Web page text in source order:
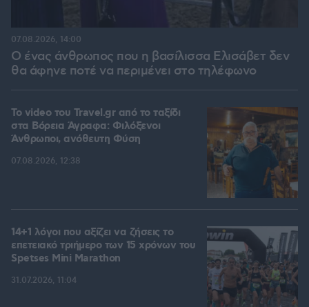
Ο ένας άνθρωπος που η βασίλισσα Ελισάβετ δεν
θα άφηνε ποτέ να περιμένει στο τηλέφωνο
07.08.2026, 14:00
To video του Travel.gr από το ταξίδι
στα Βόρεια Άγραφα: Φιλόξενοι
Άνθρωποι, ανόθευτη Φύση
07.08.2026, 12:38
14+1 λόγοι που αξίζει να ζήσεις το
επετειακό τριήμερο των 15 χρόνων του
Spetses Mini Marathon
31.07.2026, 11:04